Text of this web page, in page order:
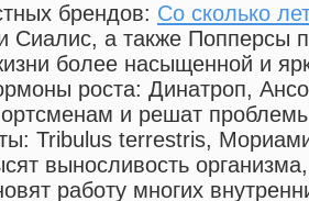
брендов: Со сколько
Сиалис, а также Попперсы
более насыщенной и
роста: Динатроп,
и решат
Tribulus terrestris,
выносливость
работу многих